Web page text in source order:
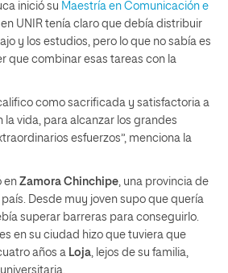
inició su Maestría en Comunicación e
en UNIR tenía claro que debía distribuir
y los estudios, pero lo que no sabía es
que combinar esas tareas con la
como sacrificada y satisfactoria a
la vida, para alcanzar los grandes
esfuerzos”, menciona la
en Zamora Chinchipe, una provincia de
país. Desde muy joven supo que quería
superar barreras para conseguirlo.
en su ciudad hizo que tuviera que
años a Loja, lejos de su familia,